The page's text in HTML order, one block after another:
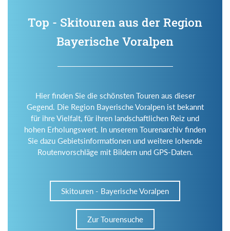
Top - Skitouren aus der Region
Bayerische Voralpen
Hier finden Sie die schönsten Touren aus dieser
Gegend. Die Region Bayerische Voralpen ist bekannt
für ihre Vielfalt, für ihren landschaftlichen Reiz und
hohen Erholungswert. In unserem Tourenarchiv finden
Sie dazu Gebietsinformationen und weitere lohende
Routenvorschläge mit Bildern und GPS-Daten.
Skitouren - Bayerische Voralpen
Zur Tourensuche